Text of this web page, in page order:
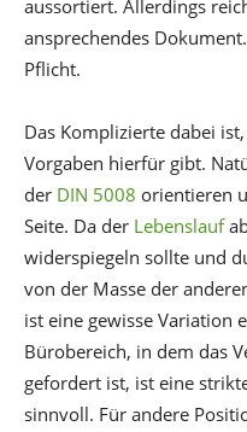
aussortiert. Allerdings
ansprechendes
Pflicht.
Das Komplizierte dabei
Vorgaben hierfür gibt.
der DIN 5008 orientieren
Seite. Da der Lebenslauf
widerspiegeln sollte und
von der Masse der
ist eine gewisse Variation
Bürobereich, in dem das
gefordert ist, ist eine
sinnvoll. Für andere